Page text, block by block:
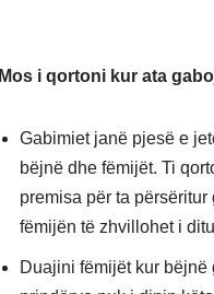
Mos i qortoni kur ata
Gabimiet janë pjesë e
bëjnë dhe fëmijët. Ti
premisa për ta
fëmijën të zhvillohet i
Duajini fëmijët kur